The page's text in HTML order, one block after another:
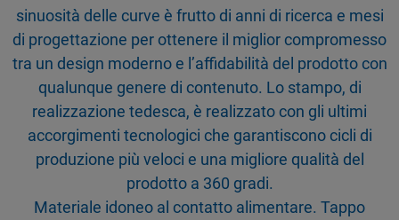
sinuosità delle curve è frutto di anni di ricerca e mesi
di progettazione per ottenere il miglior compromesso
tra un design moderno e l’affidabilità del prodotto con
qualunque genere di contenuto. Lo stampo, di
realizzazione tedesca, è realizzato con gli ultimi
accorgimenti tecnologici che garantiscono cicli di
produzione più veloci e una migliore qualità del
prodotto a 360 gradi.
Materiale idoneo al contatto alimentare. Tappo